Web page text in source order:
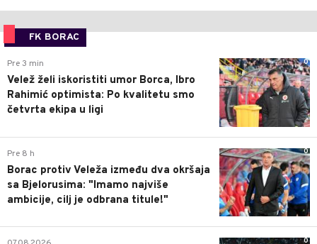
FK BORAC
0
Pre 3 min
Velež želi iskoristiti umor Borca, Ibro
Rahimić optimista: Po kvalitetu smo
četvrta ekipa u ligi
0
Pre 8 h
Borac protiv Veleža između dva okršaja
sa Bjelorusima: "Imamo najviše
ambicije, cilj je odbrana titule!"
0